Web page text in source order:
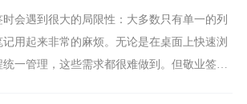
会遇到很大的局限性：大多数只有单一的列
用起来非常的麻烦。无论是在桌面上快速浏
一管理，这些需求都很难做到。但敬业签作